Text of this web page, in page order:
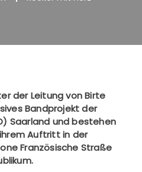
der Leitung von Birte
Bandprojekt der
Saarland und bestehen
Auftritt in der
Französische Straße